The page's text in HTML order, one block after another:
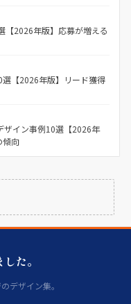
【2026年版】応募が増える
【2026年版】リード獲得
ザイン事例10選【2026年
傾向
た。
デザイン集。